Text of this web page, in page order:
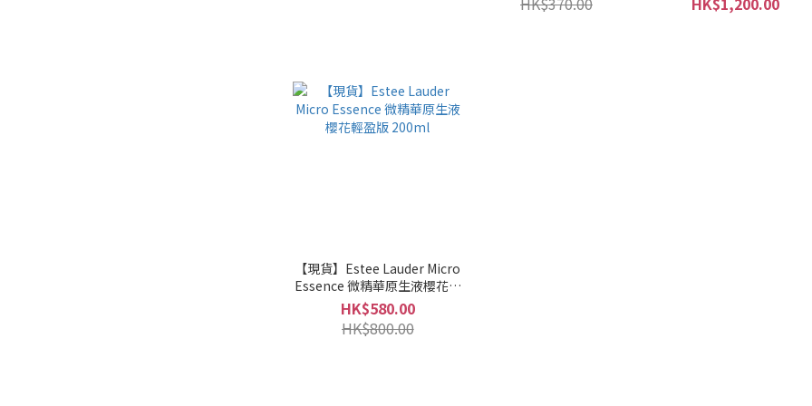
【現貨】Estee Lauder Micro
Essence 微精華原生液櫻花輕
盈版 200ml
HK$580.00
HK$800.00